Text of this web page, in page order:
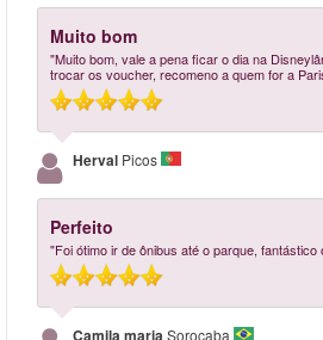
Muito bom
"Muito bom, vale a pena ficar o dia na
trocar os voucher, recomeno a quem for a
Herval Picos
Perfeito
"Foi ótimo ir de ônibus até o parque,
Camila mariaSorocaba